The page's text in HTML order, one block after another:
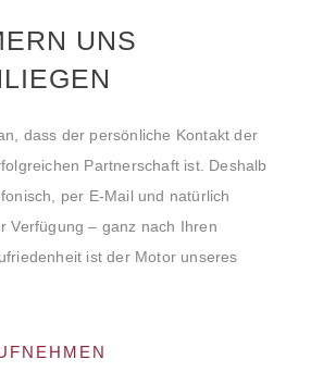
UNS
dass der persönliche Kontakt der
Partnerschaft ist. Deshalb
per E-Mail und natürlich
Verfügung – ganz nach Ihren
ist der Motor unseres